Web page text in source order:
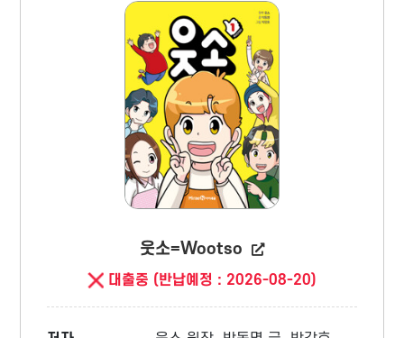
웃소=Wootso
대출중 (반납예정 : 2026-08-20)